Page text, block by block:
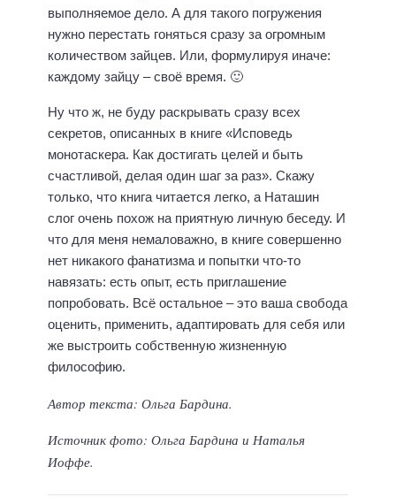
выполняемое дело. А для такого погружения
нужно перестать гоняться сразу за огромным
количеством зайцев. Или, формулируя иначе:
каждому зайцу – своё время. 🙂
Ну что ж, не буду раскрывать сразу всех
секретов, описанных в книге «Исповедь
монотаскера. Как достигать целей и быть
счастливой, делая один шаг за раз». Скажу
только, что книга читается легко, а Наташин
слог очень похож на приятную личную беседу. И
что для меня немаловажно, в книге совершенно
нет никакого фанатизма и попытки что-то
навязать: есть опыт, есть приглашение
попробовать. Всё остальное – это ваша свобода
оценить, применить, адаптировать для себя или
же выстроить собственную жизненную
философию.
Автор текста: Ольга Бардина.
Источник фото: Ольга Бардина и Наталья
Иоффе.